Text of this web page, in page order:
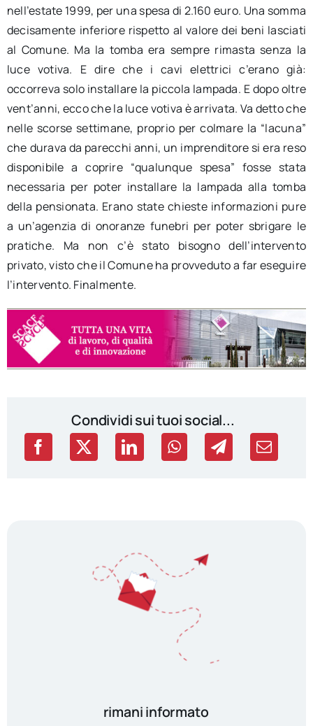
nell’estate 1999, per una spesa di 2.160 euro. Una somma
decisamente inferiore rispetto al valore dei beni lasciati
al Comune. Ma la tomba era sempre rimasta senza la
luce votiva. E dire che i cavi elettrici c’erano già:
occorreva solo installare la piccola lampada. E dopo oltre
vent’anni, ecco che la luce votiva è arrivata. Va detto che
nelle scorse settimane, proprio per colmare la “lacuna”
che durava da parecchi anni, un imprenditore si era reso
disponibile a coprire “qualunque spesa” fosse stata
necessaria per poter installare la lampada alla tomba
della pensionata. Erano state chieste informazioni pure
a un’agenzia di onoranze funebri per poter sbrigare le
pratiche. Ma non c’è stato bisogno dell’intervento
privato, visto che il Comune ha provveduto a far eseguire
l’intervento. Finalmente.
Condividi sui tuoi social...
rimani informato